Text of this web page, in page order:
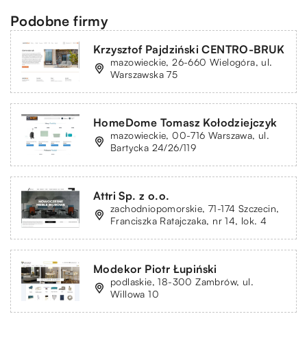
Podobne firmy
Krzysztof Pajdziński CENTRO-BRUK
mazowieckie, 26-660 Wielogóra, ul.
Warszawska 75
HomeDome Tomasz Kołodziejczyk
mazowieckie, 00-716 Warszawa, ul.
Bartycka 24/26/119
Attri Sp. z o.o.
zachodniopomorskie, 71-174 Szczecin,
Franciszka Ratajczaka, nr 14, lok. 4
Modekor Piotr Łupiński
podlaskie, 18-300 Zambrów, ul.
Willowa 10